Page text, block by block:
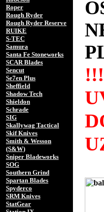
Roper
Rough Ryder
Rough Ryder Reserve
RUIKE
S-TEC
Samura
Santa Fe Stoneworks
SCAR Blades
Sencut
Se7en Plus
Sheffield
Shadow Tech
Shieldon
Schrade
SIG
Skallywag Tactical
Skif Knives
Smith & Wesson
(S&W)
Sniper Bladeworks
SOG
Southern Grind
Spartan Blades
Spyderco
SRM Knives
StatGear